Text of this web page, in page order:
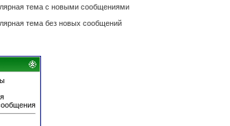
тема с новыми сообщениями
тема без новых сообщений